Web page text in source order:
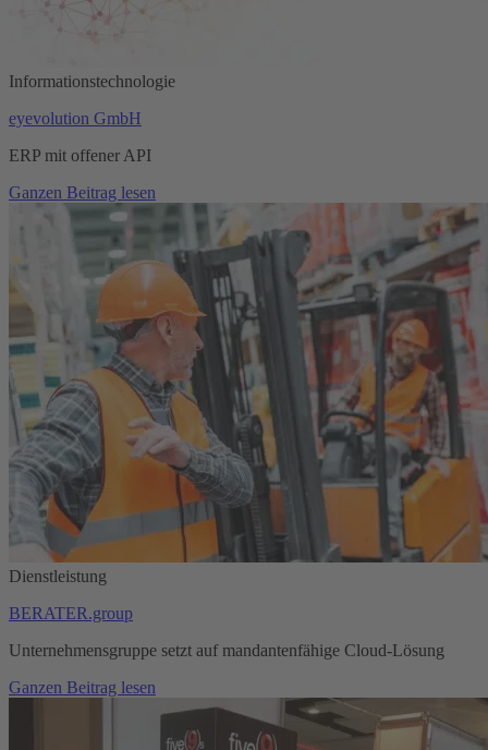
Informationstechnologie
eyevolution GmbH
ERP mit offener API
Ganzen Beitrag lesen
Dienstleistung
BERATER.group
Unternehmensgruppe setzt auf mandantenfähige Cloud-Lösung
Ganzen Beitrag lesen